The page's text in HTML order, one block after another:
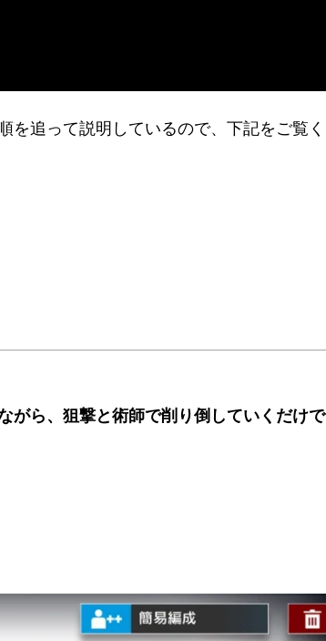
を追って説明しているので、下記をご覧く
がら、狙撃と術師で削り倒していくだけで